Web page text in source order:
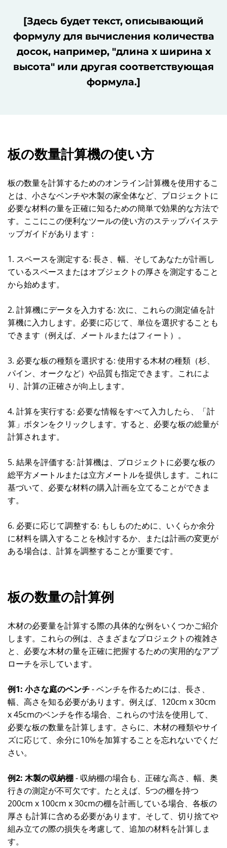
[Здесь будет текст, описывающий
формулу для вычисления количества
досок, например, "длина x ширина x
высота" или другая соответствующая
формула.]
板の数量計算機の使い方
板の数量を計算するためのオンライン計算機を使用するこ
とは、小さなベンチや木製の家全体など、プロジェクトに
必要な材料の量を正確に知るための簡単で効果的な方法で
す。ここにこの便利なツールの使い方のステップバイステ
ップガイドがあります：
1. スペースを測定する: 長さ、幅、そしてあなたが計画し
ているスペースまたはオブジェクトの厚さを測定すること
から始めます。
2. 計算機にデータを入力する: 次に、これらの測定値を計
算機に入力します。必要に応じて、単位を選択することも
できます（例えば、メートルまたはフィート）。
3. 必要な板の種類を選択する: 使用する木材の種類（杉、
パイン、オークなど）や品質も指定できます。これによ
り、計算の正確さが向上します。
4. 計算を実行する: 必要な情報をすべて入力したら、「計
算」ボタンをクリックします。すると、必要な板の総量が
計算されます。
5. 結果を評価する: 計算機は、プロジェクトに必要な板の
総平方メートルまたは立方メートルを提供します。これに
基づいて、必要な材料の購入計画を立てることができま
す。
6. 必要に応じて調整する: もしものために、いくらか余分
に材料を購入することを検討するか、または計画の変更が
ある場合は、計算を調整することが重要です。
板の数量の計算例
木材の必要量を計算する際の具体的な例をいくつかご紹介
します。これらの例は、さまざまなプロジェクトの複雑さ
と、必要な木材の量を正確に把握するための実用的なアプ
ローチを示しています。
例1: 小さな庭のベンチ- ベンチを作るためには、長さ、
幅、高さを知る必要があります。例えば、120cm x 30cm
x 45cmのベンチを作る場合、これらの寸法を使用して、
必要な板の数量を計算します。さらに、木材の種類やサイ
ズに応じて、余分に10%を加算することを忘れないでくだ
さい。
例2: 木製の収納棚- 収納棚の場合も、正確な高さ、幅、奥
行きの測定が不可欠です。たとえば、5つの棚を持つ
200cm x 100cm x 30cmの棚を計画している場合、各板の
厚さも計算に含める必要があります。そして、切り捨てや
組み立ての際の損失を考慮して、追加の材料を計算しま
す。